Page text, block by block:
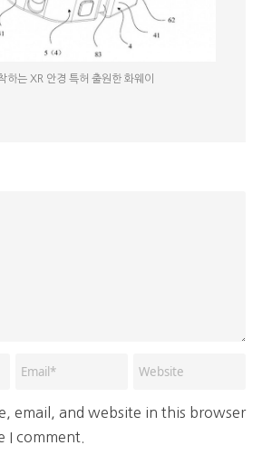
하는 XR 안경 특허 출원한 화웨이
email, and website in this browser
I comment.